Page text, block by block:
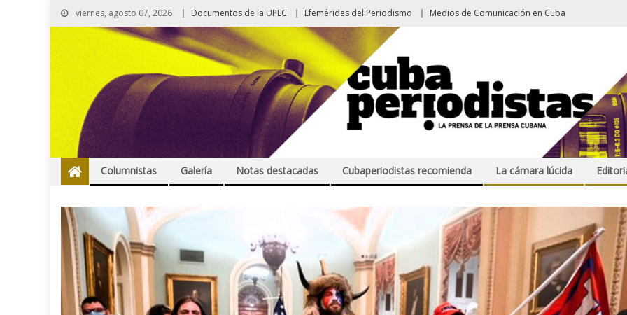
viernes, agosto 07, 2026 Documentos de la UPEC Efemérides del Periodismo Medios de Comunicación en Cuba
Columnistas Galería Notas destacadas Cubaperiodistas recomienda La cámara lúcida